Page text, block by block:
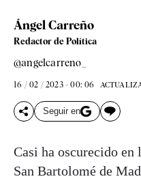
Ángel Carreño
Redactor de Política
@angelcarreno_
16 / 02 / 2023 - 00: 06
Seguir en
Casi ha oscurecido en
San Bartolomé de